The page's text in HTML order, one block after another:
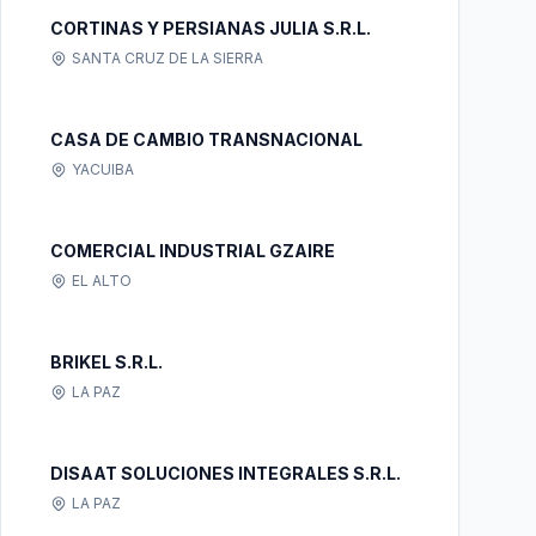
CORTINAS Y PERSIANAS JULIA S.R.L.
SANTA CRUZ DE LA SIERRA
CASA DE CAMBIO TRANSNACIONAL
YACUIBA
COMERCIAL INDUSTRIAL GZAIRE
EL ALTO
BRIKEL S.R.L.
LA PAZ
DISAAT SOLUCIONES INTEGRALES S.R.L.
LA PAZ